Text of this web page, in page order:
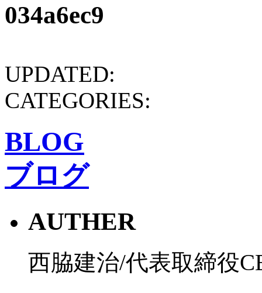
034a6ec9
UPDATED:
CATEGORIES:
BLOG
ブログ
AUTHER
西脇建治/代表取締役